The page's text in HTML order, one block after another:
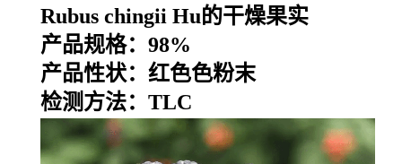
Rubus chingii Hu的干燥果实
产品规格： 98%
产品性状： 红色色粉末
检测方法：TLC